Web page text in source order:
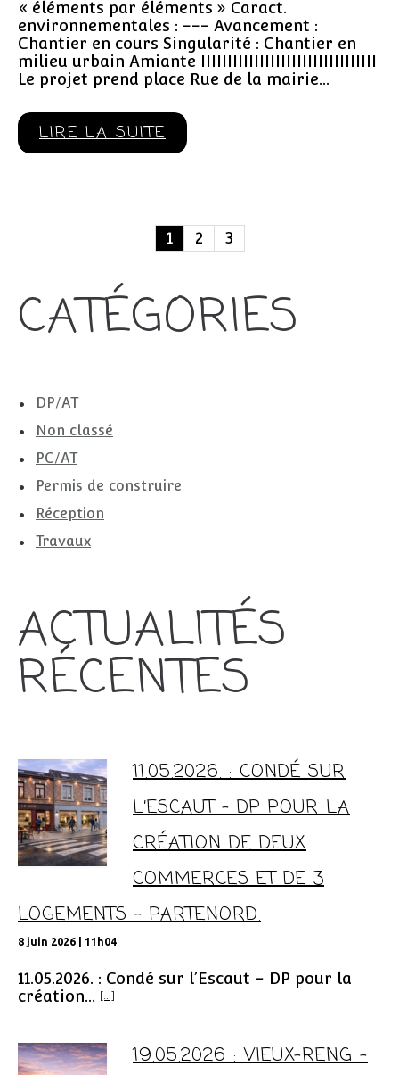
« éléments par éléments » Caract.
environnementales : --- Avancement :
Chantier en cours Singularité : Chantier en
milieu urbain Amiante IIIIIIIIIIIIIIIIIIIIIIIIIIIIIIIII
Le projet prend place Rue de la mairie…
LIRE LA SUITE
1 2 3
CATÉGORIES
DP/AT
Non classé
PC/AT
Permis de construire
Réception
Travaux
ACTUALITÉS
RÉCENTES
11.05.2026. : CONDÉ SUR
L’ESCAUT – DP POUR LA
CRÉATION DE DEUX
COMMERCES ET DE 3
LOGEMENTS – PARTENORD.
8 juin 2026 | 11h04
11.05.2026. : Condé sur l’Escaut – DP pour la
création... [...]
19.05.2026 : VIEUX-RENG –